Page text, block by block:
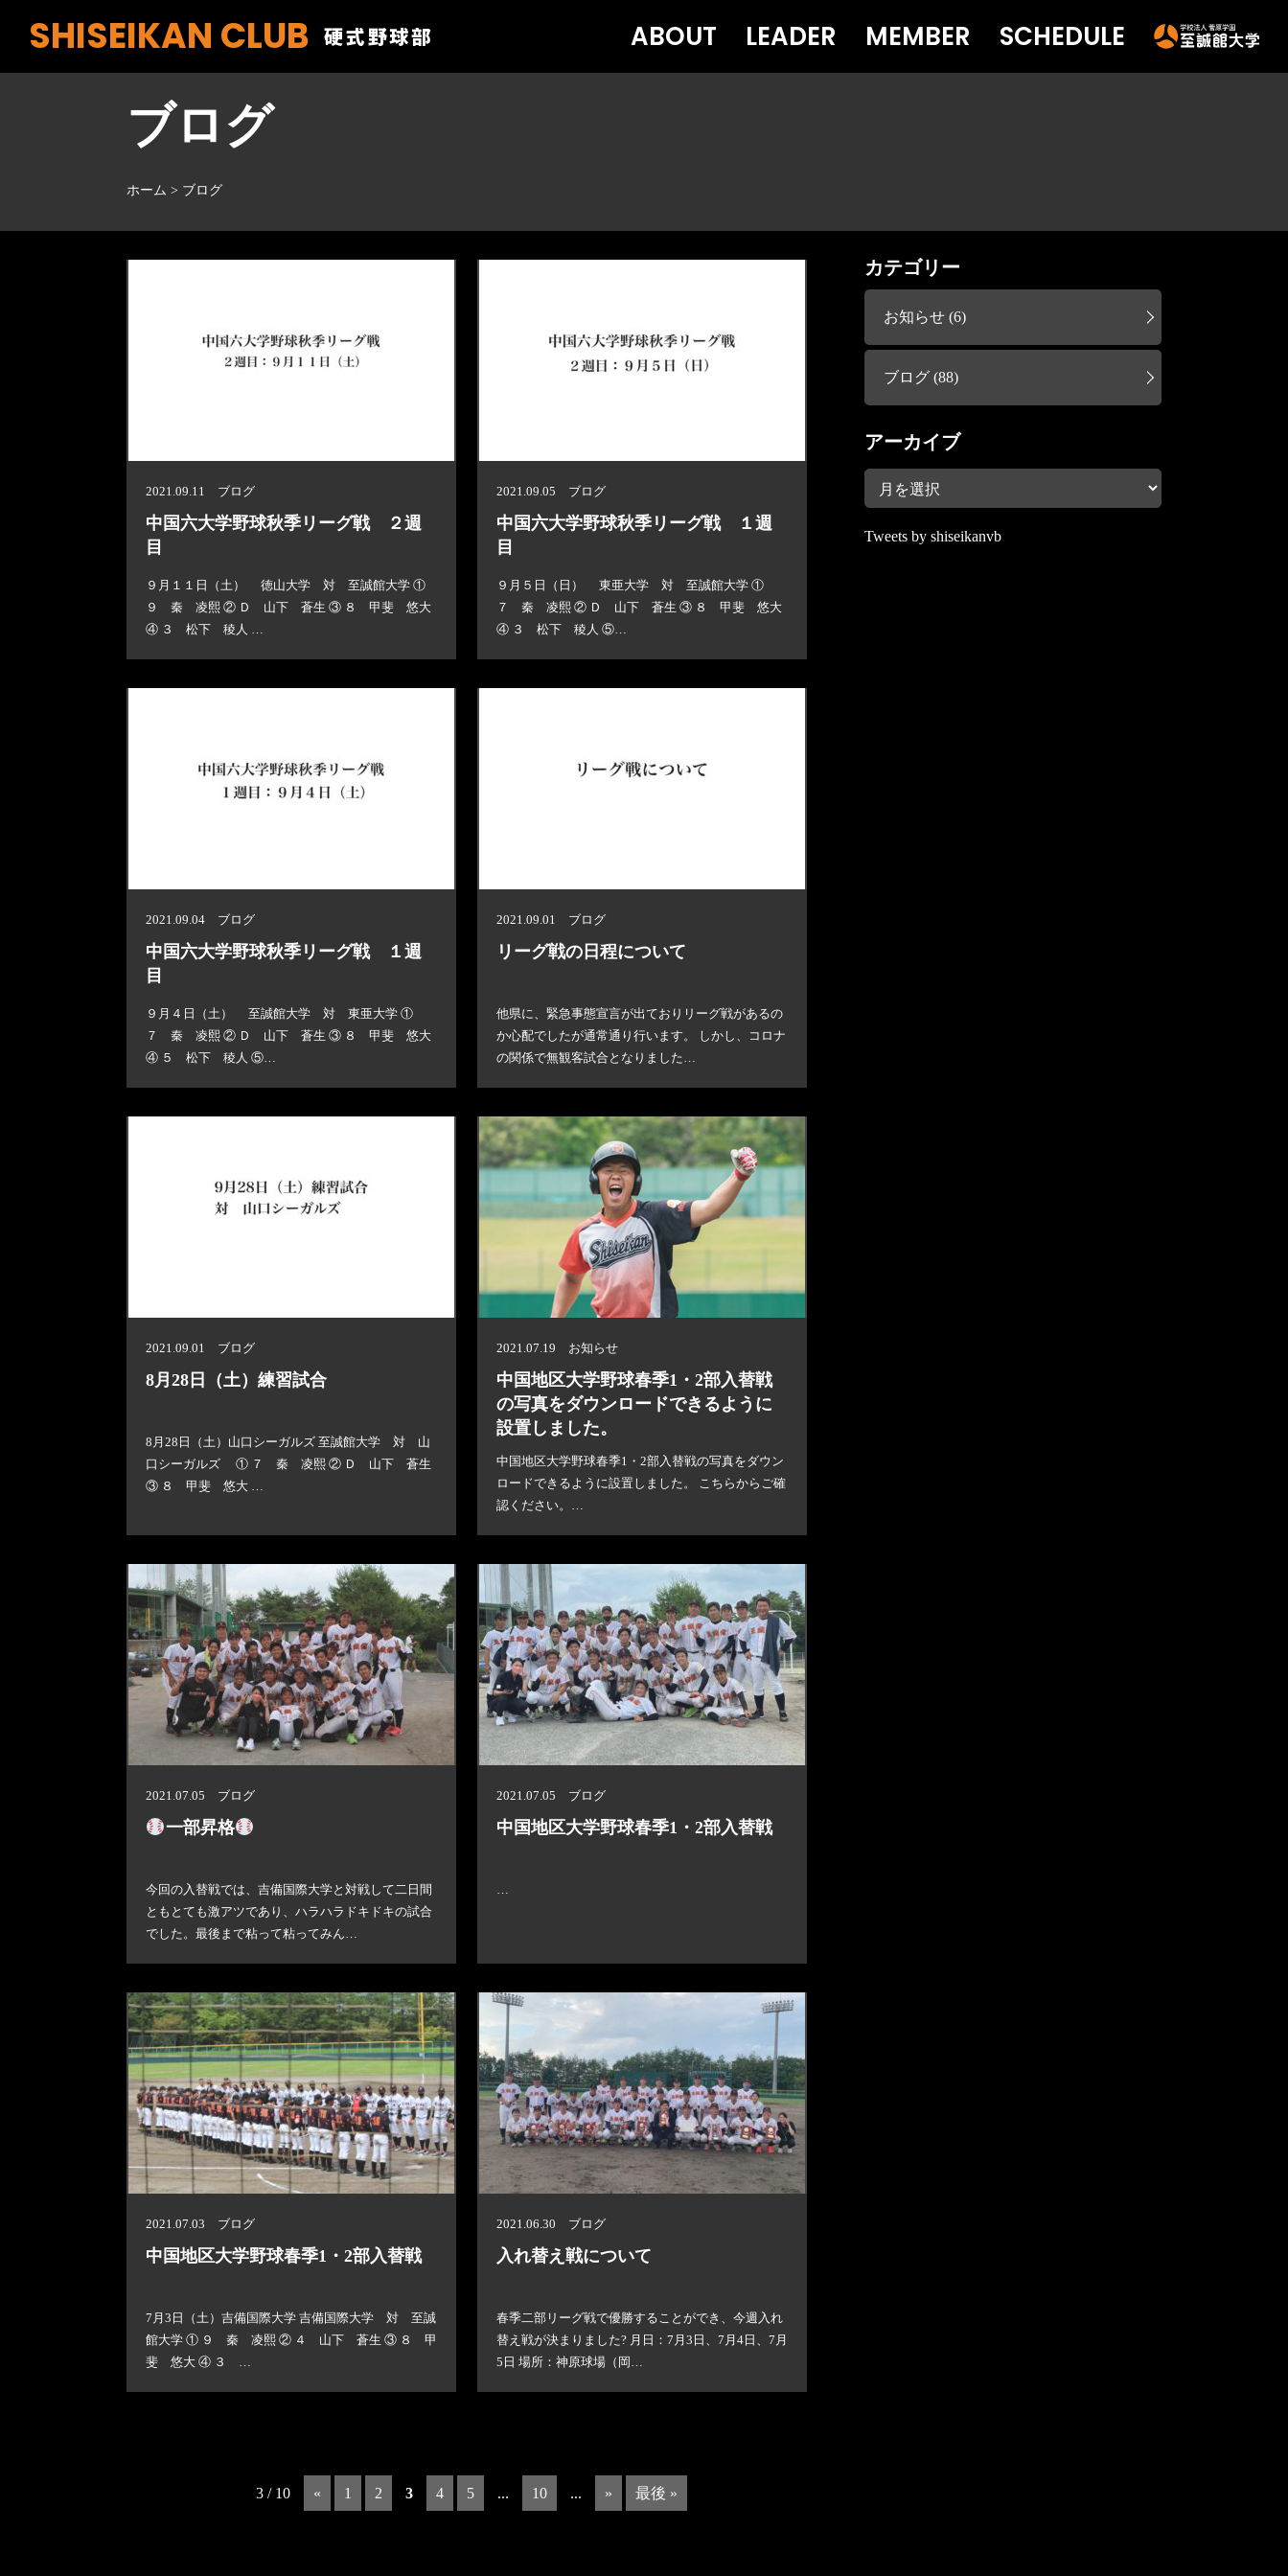
SHISEIKAN CLUB 硬式野球部 ABOUT LEADER MEMBER SCHEDULE
ブログ
ホーム > ブログ
2021.09.11 ブログ
中国六大学野球秋季リーグ戦 ２週
目
９月１１日（土） 徳山大学 対 至誠館大学 ①
９ 秦 凌熙 ② Ｄ 山下 蒼生 ③ ８ 甲斐 悠大
④ ３ 松下 稜人 …
2021.09.05 ブログ
中国六大学野球秋季リーグ戦 １週
目
９月５日（日） 東亜大学 対 至誠館大学 ①
７ 秦 凌熙 ② Ｄ 山下 蒼生 ③ ８ 甲斐 悠大
④ ３ 松下 稜人 ⑤…
2021.09.04 ブログ
中国六大学野球秋季リーグ戦 １週
目
９月４日（土） 至誠館大学 対 東亜大学 ①
７ 秦 凌熙 ② Ｄ 山下 蒼生 ③ ８ 甲斐 悠大
④ ５ 松下 稜人 ⑤…
2021.09.01 ブログ
リーグ戦の日程について
他県に、緊急事態宣言が出ておりリーグ戦があるの
か心配でしたが通常通り行います。 しかし、コロナ
の関係で無観客試合となりました…
2021.09.01 ブログ
8月28日（土）練習試合
8月28日（土）山口シーガルズ 至誠館大学 対 山
口シーガルズ ① ７ 秦 凌熙 ② Ｄ 山下 蒼生
③ ８ 甲斐 悠大 …
2021.07.19 お知らせ
中国地区大学野球春季1・2部入替戦
の写真をダウンロードできるように
設置しました。
中国地区大学野球春季1・2部入替戦の写真をダウン
ロードできるように設置しました。 こちらからご確
認ください。…
2021.07.05 ブログ
一部昇格
今回の入替戦では、吉備国際大学と対戦して二日間
ともとても激アツであり、ハラハラドキドキの試合
でした。最後まで粘って粘ってみん…
2021.07.05 ブログ
中国地区大学野球春季1・2部入替戦
…
2021.07.03 ブログ
中国地区大学野球春季1・2部入替戦
7月3日（土）吉備国際大学 吉備国際大学 対 至誠
館大学 ① ９ 秦 凌熙 ② ４ 山下 蒼生 ③ ８ 甲
斐 悠大 ④ ３ …
2021.06.30 ブログ
入れ替え戦について
春季二部リーグ戦で優勝することができ、今週入れ
替え戦が決まりました? 月日：7月3日、7月4日、7月
5日 場所：神原球場（岡…
3 / 10 « 1 2 3 4 5 ... 10 ... » 最後 »
カテゴリー
お知らせ (6)
ブログ (88)
アーカイブ
Tweets by shiseikanvb